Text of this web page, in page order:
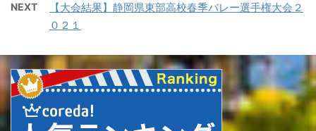
NEXT
【大会結果】静岡県東部高校春季バレー選手権大会２
０２１